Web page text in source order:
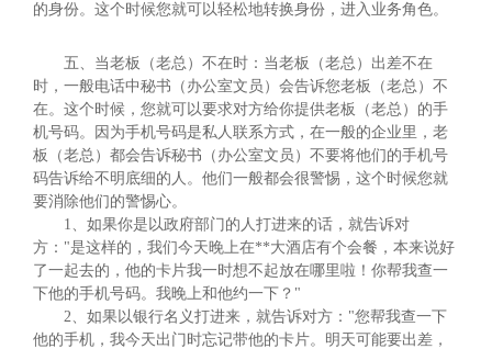
的身份。这个时候您就可以轻松地转换身份，进入业务角色。
五、当老板（老总）不在时：当老板（老总）出差不在
时，一般电话中秘书（办公室文员）会告诉您老板（老总）不
在。这个时候，您就可以要求对方给你提供老板（老总）的手
机号码。因为手机号码是私人联系方式，在一般的企业里，老
板（老总）都会告诉秘书（办公室文员）不要将他们的手机号
码告诉给不明底细的人。他们一般都会很警惕，这个时候您就
要消除他们的警惕心。
1、如果你是以政府部门的人打进来的话，就告诉对
方："是这样的，我们今天晚上在**大酒店有个会餐，本来说好
了一起去的，他的卡片我一时想不起放在哪里啦！你帮我查一
下他的手机号码。我晚上和他约一下？"
2、如果以银行名义打进来，就告诉对方："您帮我查一下
他的手机，我今天出门时忘记带他的卡片。明天可能要出差，